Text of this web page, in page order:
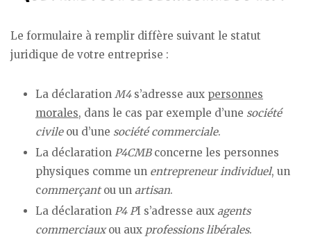
Le formulaire à remplir diffère suivant le statut
juridique de votre entreprise :
La déclaration M4s’adresse aux personnes
morales, dans le cas par exemple d’une société
civileou d’une société commerciale.
La déclaration P4CMBconcerne les personnes
physiques comme un entrepreneur individuel, un
commerçantou un artisan.
La déclaration P4 PI s’adresse aux agents
commerciauxou aux professions libérales.